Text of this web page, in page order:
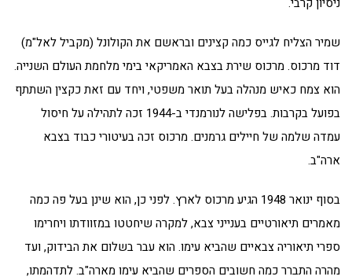
שמיר הצליח לגייס כמה קצינים ובראשם את הקולונל (מקביל לאל"מ)
דוד מרכוס. מרכוס שירת בצבא האמריקאי בימי מלחמת העולם השנייה.
הוא צמח כאיש מנהלה בעל תואר משפטי, ויחד עם זאת כקצין השתתף
בפועל בקרבות. בפלישה לנורמנדי ב-1944 זכה לתהילה על חיסול
עמדה שלמה של חיילים גרמנים. מרכוס זכה בעיטורי כבוד בצבא
ארה"ב.
בסוף ינואר 1948 הגיע מרכוס לארץ. לפני כן, הוא שינן בעל פה כמה
מאמרים תיאורטיים בענייני צבא, למקרה שיחטטו במזוודתו ויחרימו
ספרי תיאוריה צבאיים שהביא עימו. הוא עבר בשלום את הבידוק, ועד
מהרה התברר כמה חשובים הספרים שהביא עימו מארה"ב. לתדהמתו,